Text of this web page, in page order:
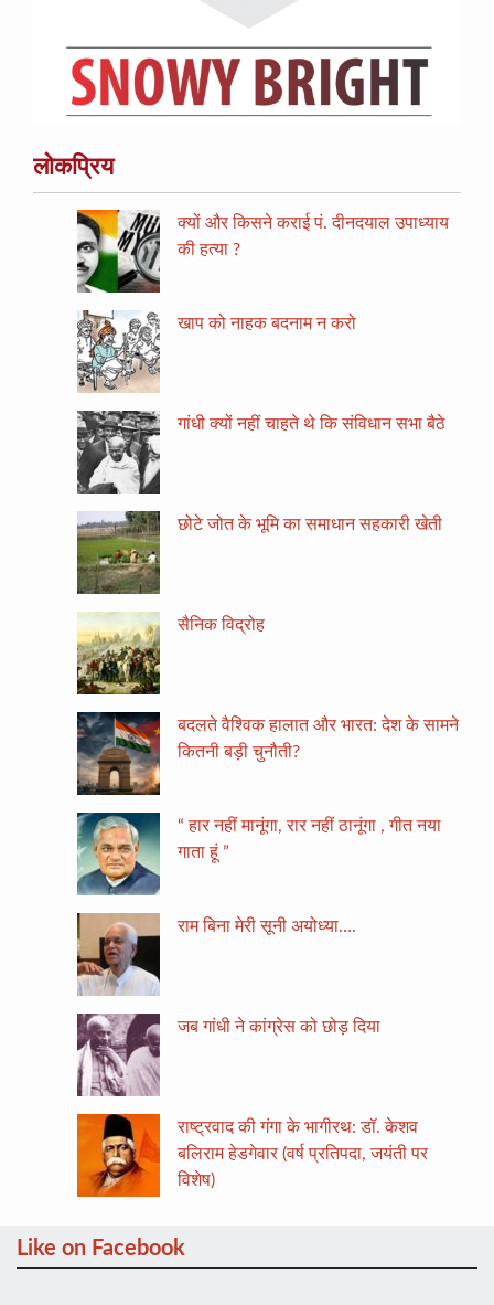
लोकप्रिय
क्यों और किसने कराई पं. दीनदयाल उपाध्याय
की हत्या ?
खाप को नाहक बदनाम न करो
गांधी क्यों नहीं चाहते थे कि संविधान सभा बैठे
छोटे जोत के भूमि का समाधान सहकारी खेती
सैनिक विद्रोह
बदलते वैश्विक हालात और भारत: देश के सामने
कितनी बड़ी चुनौती?
“ हार नहीं मानूंगा, रार नहीं ठानूंगा , गीत नया
गाता हूं ”
राम बिना मेरी सूनी अयोध्या….
जब गांधी ने कांग्रेस को छोड़ दिया
राष्ट्रवाद की गंगा के भागीरथ: डॉ. केशव
बलिराम हेडगेवार (वर्ष प्रतिपदा, जयंती पर
विशेष)
Like on Facebook